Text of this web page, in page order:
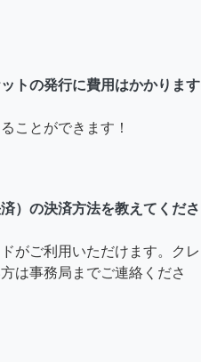
トの発行に費用はかかります
ことができます！
）の決済方法を教えてくださ
がご利用いただけます。クレ
は事務局までご連絡くださ